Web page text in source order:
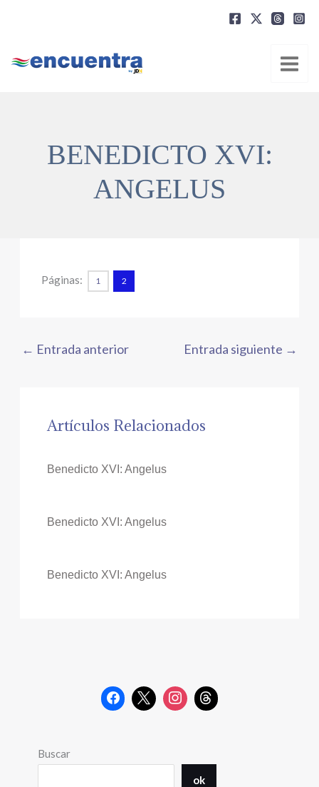
BENEDICTO XVI:
ANGELUS
Páginas: 1 2
← Entrada anterior Entrada siguiente →
Artículos Relacionados
Benedicto XVI: Angelus
Benedicto XVI: Angelus
Benedicto XVI: Angelus
Buscar
ok